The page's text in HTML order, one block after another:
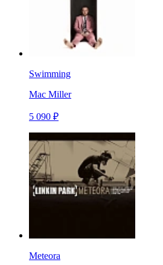
Swimming
Mac Miller
5 090 ₽
Meteora